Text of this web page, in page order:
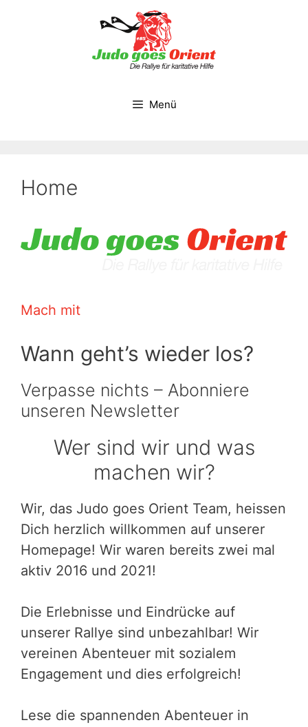
Menü
Home
Mach mit
Wann geht’s wieder los?
Verpasse nichts – Abonniere
unseren Newsletter
Wer sind wir und was
machen wir?
Wir, das Judo goes Orient Team, heissen
Dich herzlich willkommen auf unserer
Homepage! Wir waren bereits zwei mal
aktiv 2016 und 2021!
Die Erlebnisse und Eindrücke auf
unserer Rallye sind unbezahlbar! Wir
vereinen Abenteuer mit sozialem
Engagement und dies erfolgreich!
Lese die spannenden Abenteuer in